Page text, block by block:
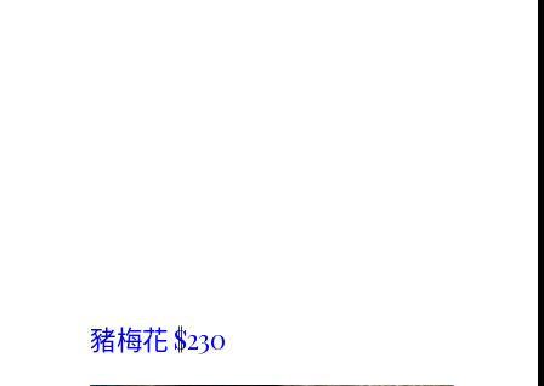
豬梅花 $230